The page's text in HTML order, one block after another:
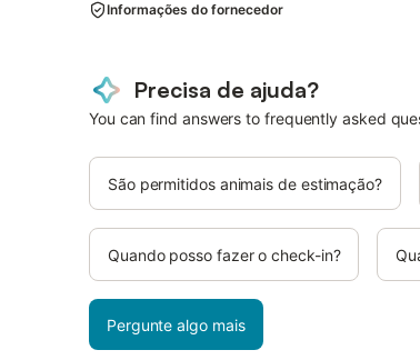
Informações do fornecedor
Precisa de ajuda?
You can find answers to frequently asked
São permitidos animais de estimação?
Quando posso fazer o check-in?
Pergunte algo mais